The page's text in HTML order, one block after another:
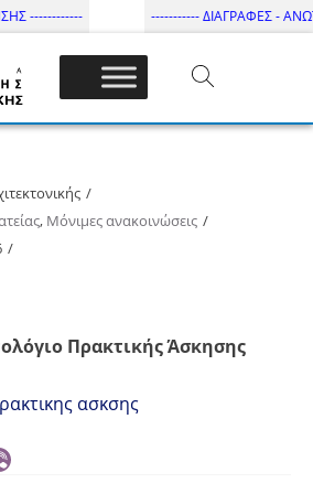
------------ ----------- ΔΙΑΓΡΑΦΕΣ -
– ΔΙ.ΠΑ.Ε
, Μόνιμες ανακοινώσεις
Πρακτικής Άσκησης
ασκσης